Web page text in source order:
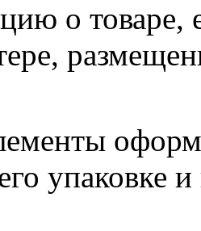
о товаре,
упаковке